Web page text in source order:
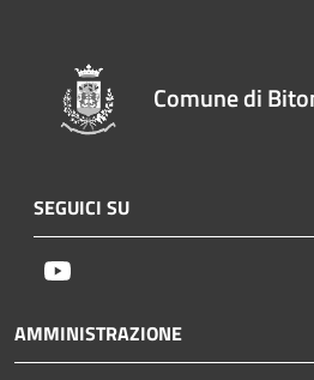
Comune di
SEGUICI SU
AMMINISTRAZIONE